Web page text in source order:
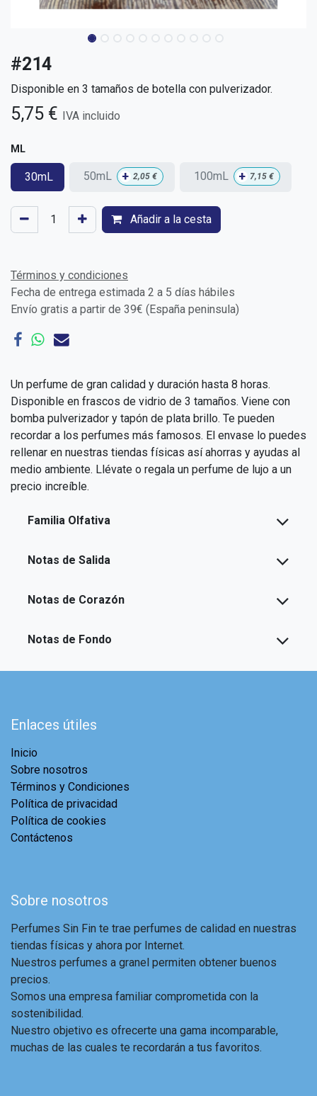
#214
Disponible en 3 tamaños de botella con pulverizador.
5,75 € IVA incluido
ML
30mL 50mL + 2,05 € 100mL + 7,15 €
Añadir a la cesta
Términos y condiciones
Fecha de entrega estimada 2 a 5 días hábiles
Envío gratis a partir de 39€ (España peninsula)
Un perfume de gran calidad y duración hasta 8 horas.
Disponible en frascos de vidrio de 3 tamaños. Viene con
bomba pulverizador y tapón de plata brillo. Te pueden
recordar a los perfumes más famosos. El envase lo puedes
rellenar en nuestras tiendas físicas así ahorras y ayudas al
medio ambiente. Llévate o regala un perfume de lujo a un
precio increíble.
Familia Olfativa
Notas de Salida
Notas de Corazón
Notas de Fondo
Enlaces útiles
Inicio
Sobre nosotros
Términos y Condiciones
Política de privacidad
Política de cookies
Contáctenos
Sobre nosotros
Perfumes Sin Fin te trae perfumes de calidad en nuestras
tiendas físicas y ahora por Internet.
Nuestros perfumes a granel permiten obtener buenos
precios.
Somos una empresa familiar comprometida con la
sostenibilidad.
Nuestro objetivo es ofrecerte una gama incomparable,
muchas de las cuales te recordarán a tus favoritos.